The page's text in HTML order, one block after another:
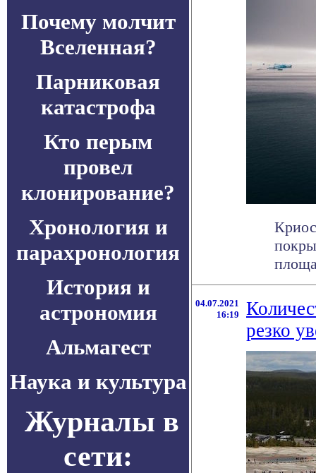
Почему молчит
Вселенная?
Парниковая
катастрофа
Кто перым
провел
клонирование?
Хронология и
парахронология
История и
астрономия
Альмагест
Наука и культура
Журналы в
сети:
04.07.2021
16:19
резко